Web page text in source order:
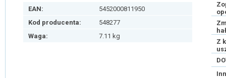
EAN:
5452000811950
Kod producenta:
548277
Waga:
7.11 kg
Z